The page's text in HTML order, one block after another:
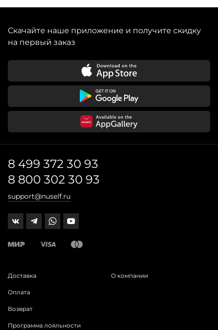
Скачайте наше приложение и получите скидку
на первый заказ
8 499 372 30 93
8 800 302 30 93
support@nuself.ru
Доставка
Оплата
Возврат
Программа лояльности
О компании